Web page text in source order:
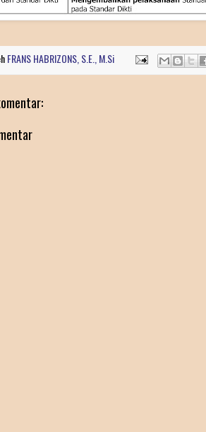
FRANS HABRIZONS, S.E., M.Si